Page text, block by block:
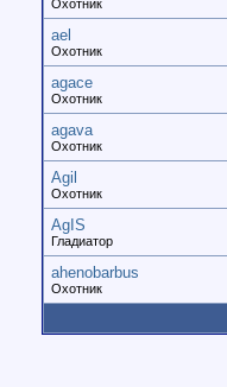
Охотник
ael
Охотник
agace
Охотник
agava
Охотник
Agil
Охотник
AgIS
Гладиатор
ahenobarbus
Охотник